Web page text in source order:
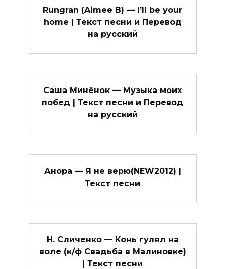
Rungran (Aimee B) — I’ll be your
home | Текст песни и Перевод
на русский
Саша Минёнок — Музыка моих
побед | Текст песни и Перевод
на русский
Анора — Я не верю(NEW2012) |
Текст песни
Н. Сличенко — Конь гулял на
воле (к/ф Свадьба в Малиновке)
| Текст песни